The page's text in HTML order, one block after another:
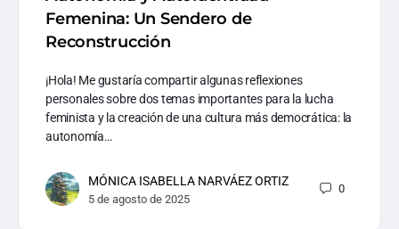
Femenina: Un Sendero de
Reconstrucción
¡Hola! Me gustaría compartir algunas reflexiones
personales sobre dos temas importantes para la lucha
feminista y la creación de una cultura más democrática: la
autonomía…
MÓNICA ISABELLA NARVÁEZ ORTIZ
5 de agosto de 2025
0